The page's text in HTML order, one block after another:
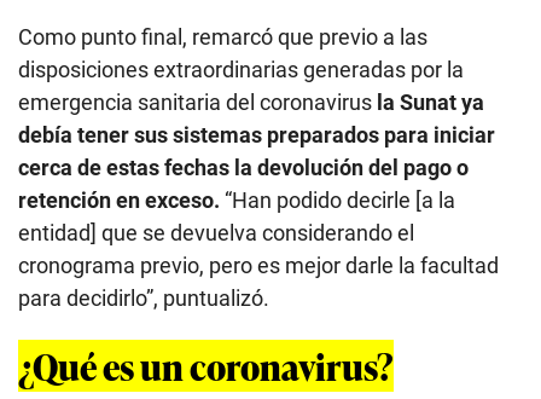
Como punto final, remarcó que previo a las
disposiciones extraordinarias generadas por la
emergencia sanitaria del coronavirus la Sunat ya
debía tener sus sistemas preparados para iniciar
cerca de estas fechas la devolución del pago o
retención en exceso. “Han podido decirle [a la
entidad] que se devuelva considerando el
cronograma previo, pero es mejor darle la facultad
para decidirlo”, puntualizó.
¿Qué es un coronavirus?